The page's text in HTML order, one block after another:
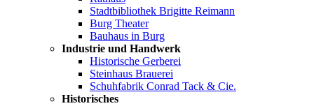
Stadtbibliothek Brigitte Reimann
Burg Theater
Bauhaus in Burg
Industrie und Handwerk
Historische Gerberei
Steinhaus Brauerei
Schuhfabrik Conrad Tack & Cie.
Historisches